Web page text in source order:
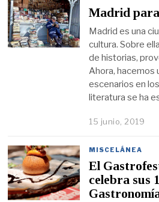
Madrid
Madrid es una
cultura. Sobre
de historias,
Ahora, hacemos
escenarios en
literatura se ha
15 junio, 2019
MISCELÁNEA
El
celebra sus